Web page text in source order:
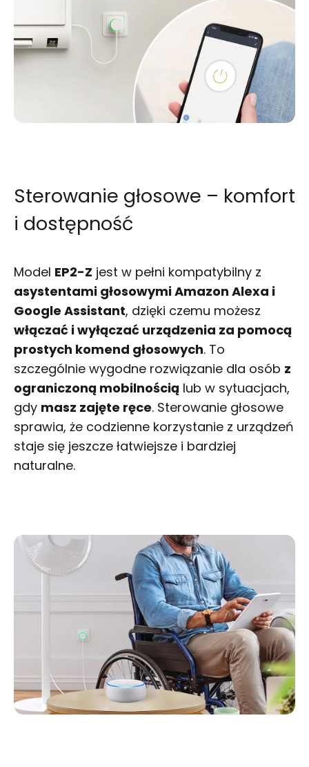
Sterowanie głosowe – komfort
i dostępność
Model EP2-Z jest w pełni kompatybilny z
asystentami głosowymi Amazon Alexa i
Google Assistant, dzięki czemu możesz
włączać i wyłączać urządzenia za pomocą
prostych komend głosowych. To
szczególnie wygodne rozwiązanie dla osób z
ograniczoną mobilnością lub w sytuacjach,
gdy masz zajęte ręce. Sterowanie głosowe
sprawia, że codzienne korzystanie z urządzeń
staje się jeszcze łatwiejsze i bardziej
naturalne.